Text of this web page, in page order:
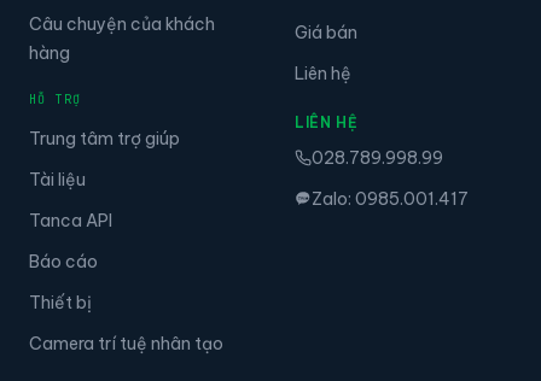
Câu chuyện của khách
hàng
HỖ TRỢ
Trung tâm trợ giúp
Tài liệu
Tanca API
Báo cáo
Thiết bị
Camera trí tuệ nhân tạo
Giá bán
Liên hệ
LIÊN HỆ
028.789.998.99
Zalo: 0985.001.417